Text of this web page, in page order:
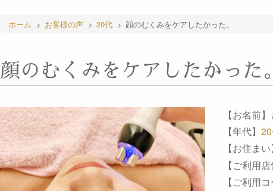
ホーム > お客様の声 > 20代 > 顔のむくみをケアしたかった。
顔のむくみをケアしたかった
【お名前
【年代】
【お住ま
【ご利用
【ご利用